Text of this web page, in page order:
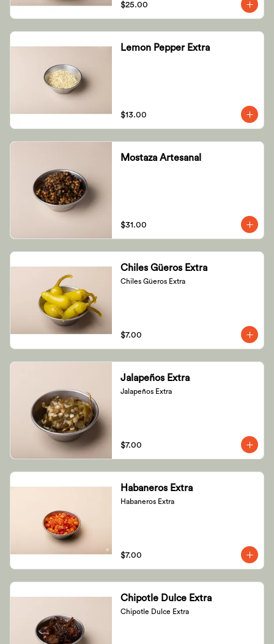
$25.00
Lemon Pepper Extra
$13.00
Mostaza Artesanal
$31.00
Chiles Güeros Extra
Chiles Güeros Extra
$7.00
Jalapeños Extra
Jalapeños Extra
$7.00
Habaneros Extra
Habaneros Extra
$7.00
Chipotle Dulce Extra
Chipotle Dulce Extra